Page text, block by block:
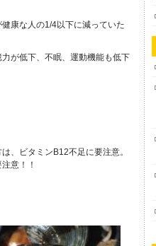
康な人の1/4以下に減っていた
が低下、不眠、運動機能も低下
、ビタミンB12不足に要注意。
意！！